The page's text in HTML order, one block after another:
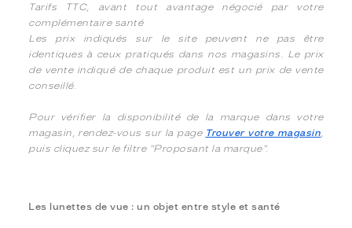
Tarifs TTC, avant tout avantage négocié par votre
complémentaire santé
Les prix indiqués sur le site peuvent ne pas être
identiques à ceux pratiqués dans nos magasins. Le prix
de vente indiqué de chaque produit est un prix de vente
conseillé.
Pour vérifier la disponibilité de la marque dans votre
magasin, rendez-vous sur la page Trouver votre magasin
puis cliquez sur le filtre "Proposant la marque".
Les lunettes de vue : un objet entre style et santé